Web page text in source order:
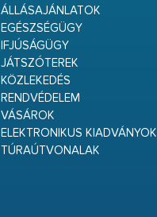
ÁLLÁSAJÁNLATOK
EGÉSZSÉGÜGY
IFJÚSÁGÜGY
JÁTSZÓTEREK
KÖZLEKEDÉS
RENDVÉDELEM
VÁSÁROK
ELEKTRONIKUS KIADVÁNYOK
TÚRAÚTVONALAK